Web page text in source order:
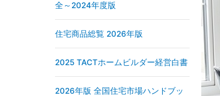
全～2024年度版
住宅商品総覧 2026年版
2025 TACTホームビルダー経営白書
2026年版 全国住宅市場ハンドブッ